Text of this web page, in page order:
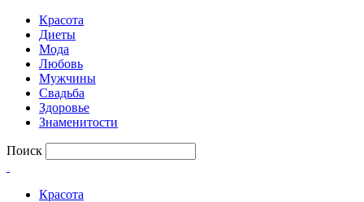
Красота
Диеты
Мода
Любовь
Мужчины
Свадьба
Здоровье
Знаменитости
Поиск
Красота